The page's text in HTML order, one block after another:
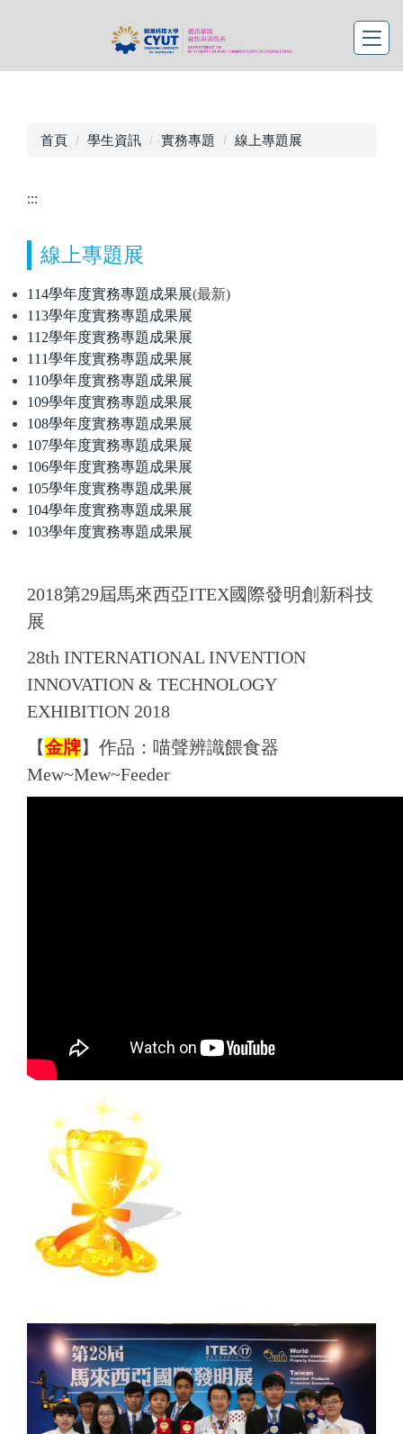
首頁 學生資訊 實務專題 線上專題展
:::
線上專題展
114學年度實務專題成果展(最新)
113學年度實務專題成果展
112學年度實務專題成果展
111學年度實務專題成果展
110學年度實務專題成果展
109學年度實務專題成果展
108學年度實務專題成果展
107學年度實務專題成果展
106學年度實務專題成果展
105學年度實務專題成果展
104學年度實務專題成果展
103學年度實務專題成果展
2018第29屆馬來西亞ITEX國際發明創新科技
展
28th INTERNATIONAL INVENTION
INNOVATION & TECHNOLOGY
EXHIBITION 2018
【金牌】 作品： 喵聲辨識餵食器
Mew~Mew~Feeder